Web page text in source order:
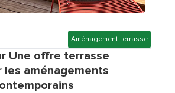
Aménagement terrasse
Une offre terrasse
les aménagements